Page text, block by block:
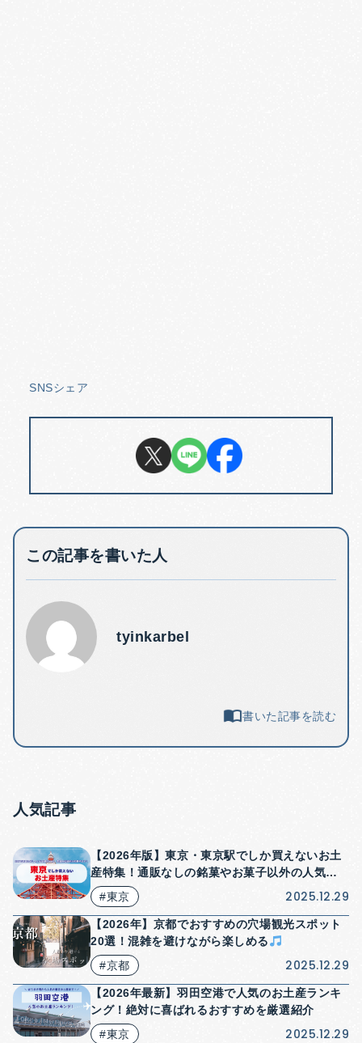
SNSシェア
この記事を書いた人
tyinkarbel
書いた記事を読む
人気記事
【2026年版】東京・東京駅でしか買えないお土
産特集！通販なしの銘菓やお菓子以外の人気商
品も紹介！
#東京 2025.12.29
【2026年】京都でおすすめの穴場観光スポット
20選！混雑を避けながら楽しめる
#京都
2025.12.29
【2026年最新】羽田空港で人気のお土産ランキ
ング！絶対に喜ばれるおすすめを厳選紹介
#東京
2025.12.29